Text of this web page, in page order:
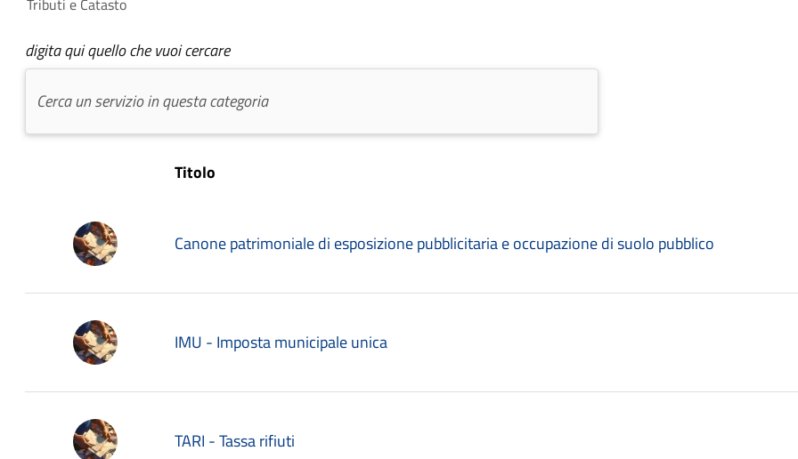
Tributi e Catasto
digita qui quello che vuoi cercare
Titolo
Canone patrimoniale di esposizione pubblicitaria e occupazione di suolo pubblico
IMU - Imposta municipale unica
TARI - Tassa rifiuti